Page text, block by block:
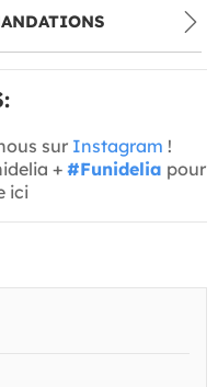
sur Instagram !
+ #Funidelia pour
ici